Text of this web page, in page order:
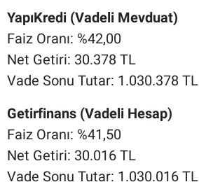
YapıKredi (Vadeli Mevduat)
Faiz Oranı: %42,00
Net Getiri: 30.378 TL
Vade Sonu Tutar: 1.030.378 TL
Getirfinans (Vadeli Hesap)
Faiz Oranı: %41,50
Net Getiri: 30.016 TL
Vade Sonu Tutar: 1.030.016 TL